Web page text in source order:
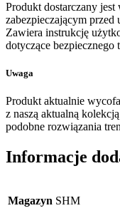
Produkt dostarczany
zabezpieczającym przed
Zawiera instrukcję
dotyczące bezpiecznego
Uwaga
Produkt aktualnie
z naszą aktualną
podobne rozwiązania
Informacje
Magazyn SHM